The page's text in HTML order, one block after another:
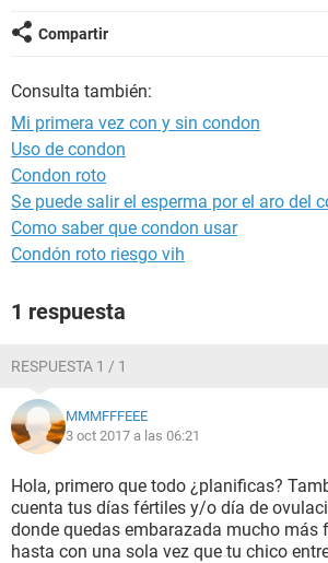
Compartir
Consulta también:
Mi primera vez con y sin condon
Uso de condon
Condon roto
Se puede salir el esperma por el aro del
Como saber que condon usar
Condón roto riesgo vih
1 respuesta
RESPUESTA 1 / 1
MMMFFFEEE
3 oct 2017 a las 06:21
Hola, primero que todo ¿planificas?
cuenta tus días fértiles y/o día de
donde quedas embarazada mucho más
hasta con una sola vez que tu chico